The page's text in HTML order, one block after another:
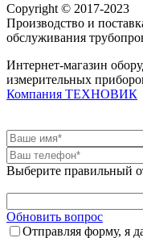
Copyright © 2017-2023
Производство и
обслуживания
Интернет-магазин
измерительных
Компания ТЕХНОВИК
Выберите правильный
Обновить вопрос
Отправляя форму, я